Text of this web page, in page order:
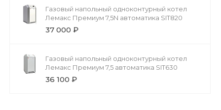
Газовый напольный одноконтурный котел
Лемакс Премиум 7,5N автоматика SIT820
37 000 ₽
Газовый напольный одноконтурный котел
Лемакс Премиум 7,5 автоматика SIT630
36 100 ₽